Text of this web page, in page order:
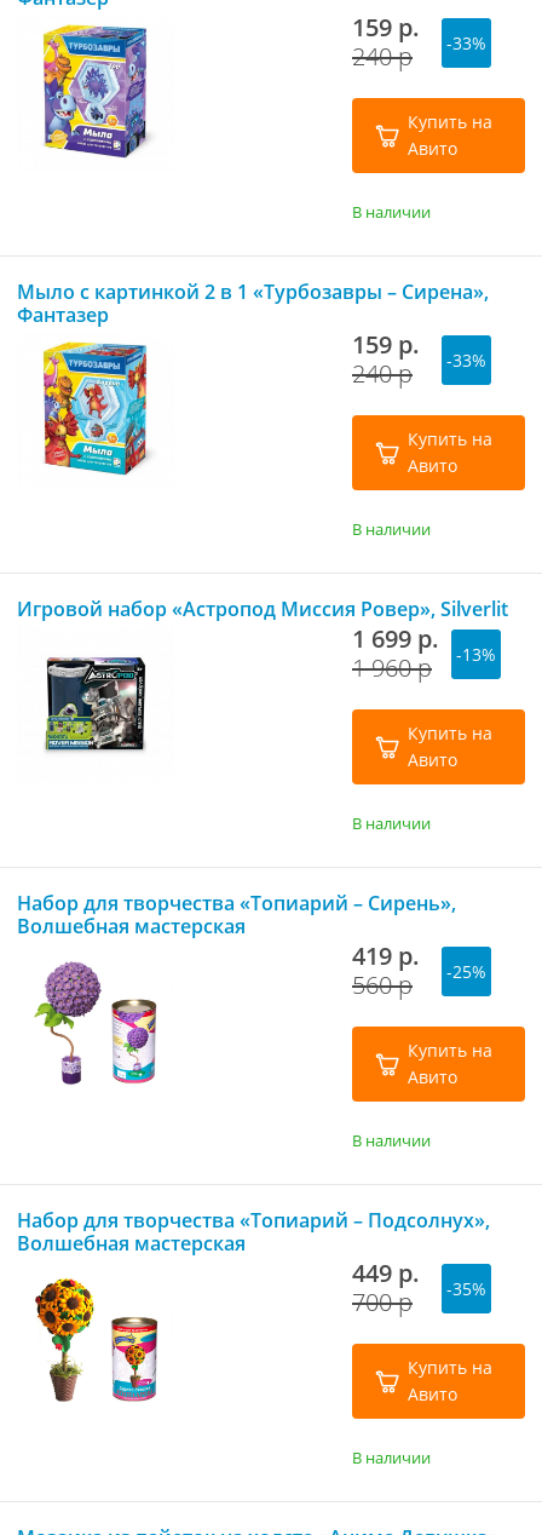
159 р.
240 р
-33%
Купить на
Авито
В наличии
Мыло с картинкой 2 в 1 «Турбозавры – Сирена»,
Фантазер
159 р.
240 р
-33%
Купить на
Авито
В наличии
Игровой набор «Астропод Миссия Ровер», Silverlit
1 699 р.
1 960 р
-13%
Купить на
Авито
В наличии
Набор для творчества «Топиарий – Сирень»,
Волшебная мастерская
419 р.
560 р
-25%
Купить на
Авито
В наличии
Набор для творчества «Топиарий – Подсолнух»,
Волшебная мастерская
449 р.
700 р
-35%
Купить на
Авито
В наличии